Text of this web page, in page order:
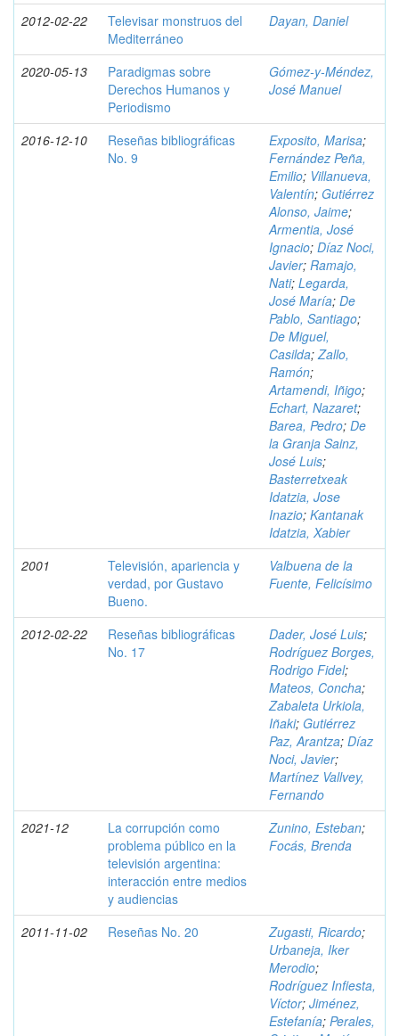
2012-02-22
Televisar monstruos del
Mediterráneo
Dayan, Daniel
2020-05-13
Paradigmas sobre
Derechos Humanos y
Periodismo
Gómez-y-Méndez,
José Manuel
2016-12-10
Reseñas bibliográficas
No. 9
Exposito, Marisa;
Fernández Peña,
Emilio; Villanueva,
Valentín; Gutiérrez
Alonso, Jaime;
Armentia, José
Ignacio; Díaz Noci,
Javier; Ramajo,
Nati; Legarda,
José María; De
Pablo, Santiago;
De Miguel,
Casilda;Zallo,
Ramón;
Artamendi, Iñigo;
Echart, Nazaret;
Barea, Pedro; De
la Granja Sainz,
José Luis;
Basterretxeak
Idatzia, Jose
Inazio; Kantanak
Idatzia, Xabier
2001
Televisión, apariencia y
verdad, por Gustavo
Bueno.
Valbuena de la
Fuente, Felicísimo
2012-02-22
Reseñas bibliográficas
No. 17
Dader, José Luis;
Rodríguez Borges,
Rodrigo Fidel;
Mateos, Concha;
Zabaleta Urkiola,
Iñaki; Gutiérrez
Paz, Arantza; Díaz
Noci, Javier;
Martínez Vallvey,
Fernando
2021-12
La corrupción como
problema público en la
televisión argentina:
interacción entre medios
y audiencias
Zunino, Esteban;
Focás, Brenda
2011-11-02 Reseñas No. 20 Zugasti, Ricardo;
Urbaneja, Iker
Merodio;
Rodríguez Infiesta,
Víctor; Jiménez,
Estefanía; Perales,